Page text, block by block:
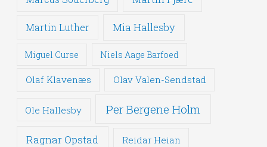
Martin Luther Mia Hallesby
Miguel Curse Niels Aage Barfoed
Olaf Klavenæs Olav Valen-Sendstad
Ole Hallesby Per Bergene Holm
Ragnar Opstad Reidar Heian